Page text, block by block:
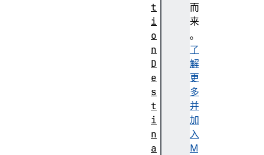
而
来
。
了
解
更
多
并
加
入
M
t
i
o
n
D
e
s
t
i
n
a